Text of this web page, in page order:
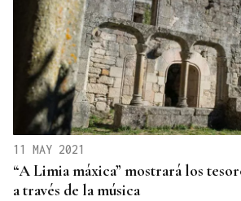
11 MAY 2021
“A Limia máxica” mostrará los
a través de la música